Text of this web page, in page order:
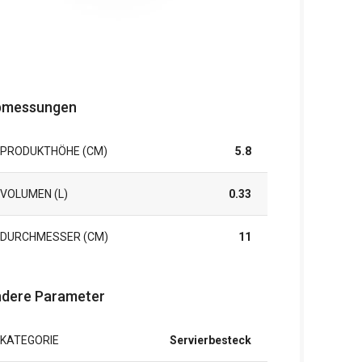
PRODUKTHÖHE (CM) 5.8
VOLUMEN (L) 0.33
DURCHMESSER (CM) 11
Parameter
KATEGORIE Servierbesteck